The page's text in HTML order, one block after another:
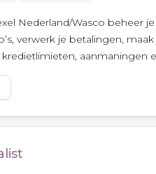
Nederland/Wasco beheer
verwerk je betalingen, maak
aanmaningen